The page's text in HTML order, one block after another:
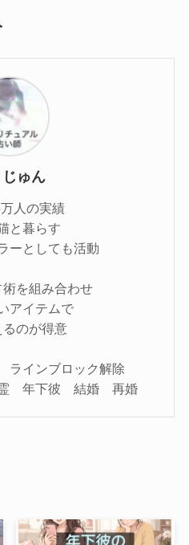
ゅん
人の実績
と暮らす
ーとしても活動
を組み合わせ
アイテムで
のが得意
インブロック解除
年下彼 結婚 再婚